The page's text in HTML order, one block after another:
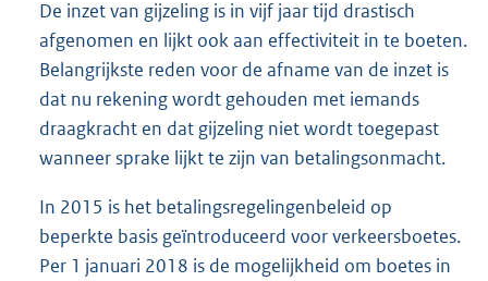
De inzet van gijzeling is in vijf jaar tijd drastisch
afgenomen en lijkt ook aan effectiviteit in te boeten.
Belangrijkste reden voor de afname van de inzet is
dat nu rekening wordt gehouden met iemands
draagkracht en dat gijzeling niet wordt toegepast
wanneer sprake lijkt te zijn van betalingsonmacht.
In 2015 is het betalingsregelingenbeleid op
beperkte basis geïntroduceerd voor verkeersboetes.
Per 1 januari 2018 is de mogelijkheid om boetes in